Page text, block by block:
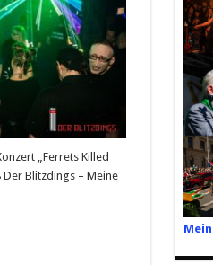
„Ferrets Killed
Der Blitzdings – Meine